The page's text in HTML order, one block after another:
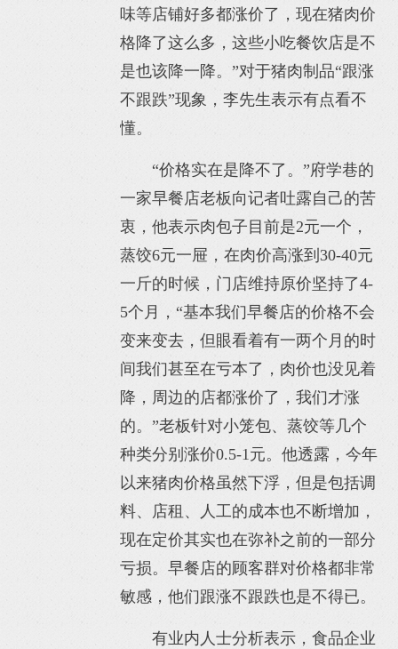
味等店铺好多都涨价了，现在猪肉价
格降了这么多，这些小吃餐饮店是不
是也该降一降。”对于猪肉制品“跟涨
不跟跌”现象，李先生表示有点看不
懂。
“价格实在是降不了。”府学巷的
一家早餐店老板向记者吐露自己的苦
衷，他表示肉包子目前是2元一个，
蒸饺6元一屉，在肉价高涨到30-40元
一斤的时候，门店维持原价坚持了4-
5个月，“基本我们早餐店的价格不会
变来变去，但眼看着有一两个月的时
间我们甚至在亏本了，肉价也没见着
降，周边的店都涨价了，我们才涨
的。”老板针对小笼包、蒸饺等几个
种类分别涨价0.5-1元。他透露，今年
以来猪肉价格虽然下浮，但是包括调
料、店租、人工的成本也不断增加，
现在定价其实也在弥补之前的一部分
亏损。早餐店的顾客群对价格都非常
敏感，他们跟涨不跟跌也是不得已。
有业内人士分析表示，食品企业